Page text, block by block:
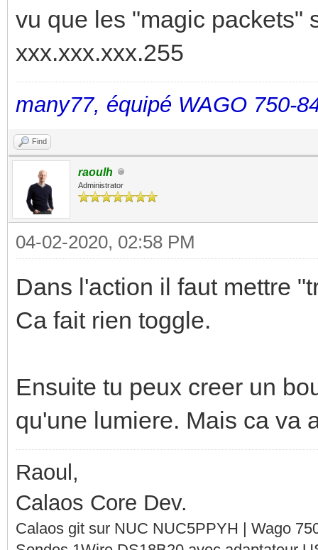
vu que les "magic packets"
xxx.xxx.xxx.255
many77, équipé WAGO 750-
Find
raoulh
Administrator
04-02-2020, 02:58 PM
Dans l'action il faut mettre
Ca fait rien toggle.
Ensuite tu peux creer un
qu'une lumiere. Mais ca va
Raoul,
Calaos Core Dev.
Calaos git sur NUC NUC5PPYH | Wago